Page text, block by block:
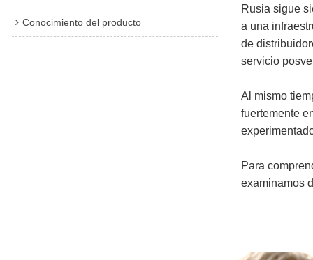
Conocimiento del producto
Rusia sigue
a una
de
servicio
Al mismo
fuertemente
Para
examinamos